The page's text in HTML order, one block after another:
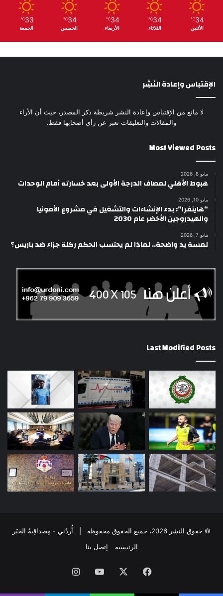
34
℃
الأثنين
34
℃
الثلاثاء
34
℃
الأربعاء
34
℃
الخميس
33
℃
الجمعة
الإقتباس وإعادة النَشِر
لا مانع من الإقتباس وإعادة النشر شريطة ذكر المصدر، حيث أن الأراء
والمقالات والتعليقات تعبر عن رأي أصحابها فقط.
Most Viewed Posts
مايو 8, 2026
هبوط الأهلي لمصاف الدرجة الأولى بعد خسارته أمام الوحدات
مايو 10, 2026
“هاينفرا”: بدء الإنشاءات والتشغيل في مشروع الأمونيا
والهيدروجين الأخضر عام 2030
مايو 7, 2026
لمسة يد واضحة.. لماذا لم يحتسب الحكم ركلة جزاء ضد باريس؟
Last Modified Posts
© حقوق النشر 2026، جميع الحقوق محفوظة | أُردُني - مِصداقِيةُ الخَبَر
الرئيسية
إتصل بنا
فيسبوك ‫YouTube